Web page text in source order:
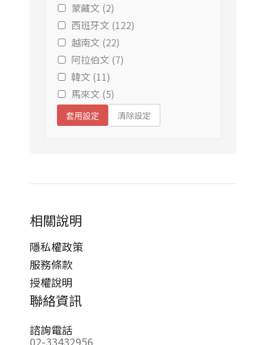
蒙藏文 (2)
西班牙文 (122)
越南文 (22)
阿拉伯文 (7)
韓文 (11)
馬來文 (5)
套用設定 清除設定
相關說明
隱私權政策
服務條款
授權說明
聯絡資訊
諮詢電話
02-33432956